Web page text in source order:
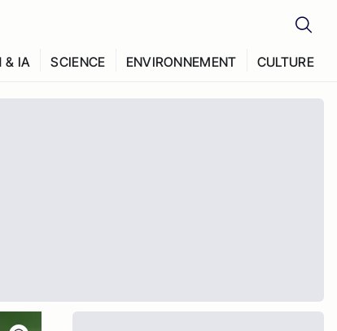
& IA SCIENCE ENVIRONNEMENT CULTURE